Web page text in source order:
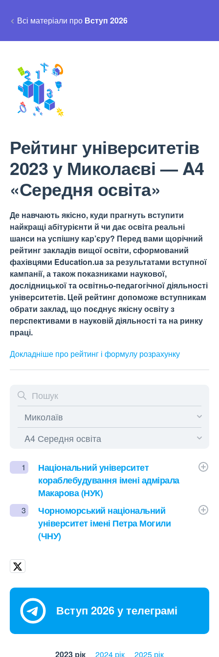
Всі матеріали про Вступ 2026
Рейтинг університетів
2023 у Миколаєві — A4
«Середня освіта»
Де навчають якісно, куди прагнуть вступити
найкращі абітурієнти й чи дає освіта реальні
шанси на успішну кар’єру? Перед вами щорічний
рейтинг закладів вищої освіти, сформований
фахівцями Education.ua за результатами вступної
кампанії, а також показниками наукової,
дослідницької та освітньо-педагогічної діяльності
університетів. Цей рейтинг допоможе вступникам
обрати заклад, що поєднує якісну освіту з
перспективами в науковій діяльності та на ринку
праці.
Докладніше про рейтинг і формулу розрахунку
1
Національний університет
кораблебудування імені адмірала
Макарова (НУК)
3
Чорноморський національний
університет імені Петра Могили
(ЧНУ)
Вступ 2026 у телеграмі
2023 рік 2024 рік 2025 рік